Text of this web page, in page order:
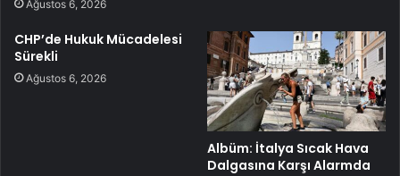
Ağustos 6, 2026
CHP’de Hukuk Mücadelesi
Sürekli
Ağustos 6, 2026
Albüm: İtalya Sıcak Hava
Dalgasına Karşı Alarmda